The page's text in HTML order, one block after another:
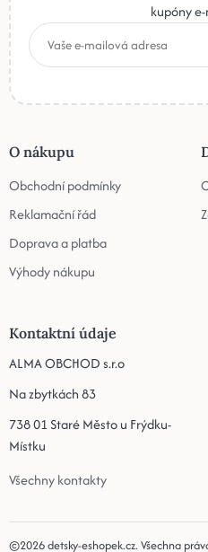
kupóny
O nákupu
Obchodní podmínky
Reklamační řád
Doprava a platba
Výhody nákupu
Kontaktní údaje
ALMA OBCHOD s.r.o
Na zbytkách 83
738 01 Staré Město u Frýdku-
Místku
Všechny kontakty
©2026detsky-eshopek.cz. Všechna